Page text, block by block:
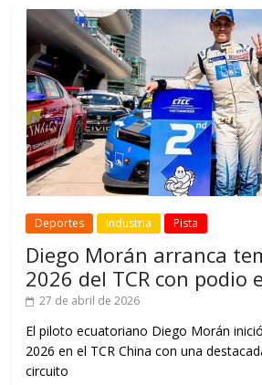
Deportes Industria Pista
Diego Morán arranca
2026 del TCR con podio
27 de abril de 2026
El piloto ecuatoriano Diego Morán
2026 en el TCR China con una
circuito